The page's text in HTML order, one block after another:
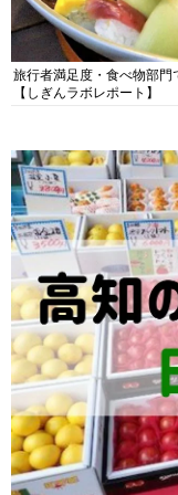
旅行者満足度・食べ物部
【しぎんラボレポート】